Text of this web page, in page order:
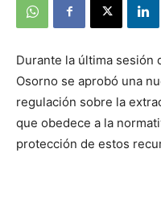
Durante la última sesión
Osorno se aprobó una
regulación sobre la
que obedece a la
protección de estos